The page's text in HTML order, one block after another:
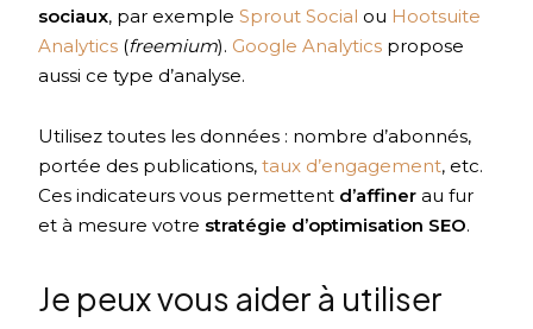
sociaux, par exempleSprout Social ou Hootsuite
Analytics (freemium). Google Analytics propose
aussi ce type d’analyse.
Utilisez toutes les données : nombre d’abonnés,
portée des publications,taux d’engagement, etc.
Ces indicateurs vous permettent d’affinerau fur
et à mesure votre stratégie d’optimisation SEO.
Je peux vous aider à utiliser